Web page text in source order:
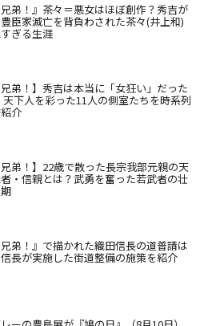
兄弟！』茶々＝悪女はほぼ創作？秀吉が
臣家滅亡を背負わされた茶々(井上和)
ぎる生涯
兄弟！】秀吉は本当に「女狂い」だった
天下人を彩った11人の側室たちを時系列
介
兄弟！】22歳で散った長宗我部元親の天
・信親とは？武勇を奮った若武者の壮
兄弟！』で描かれた織田信長の道普請は
長が実施した街道整備の施策を紹介